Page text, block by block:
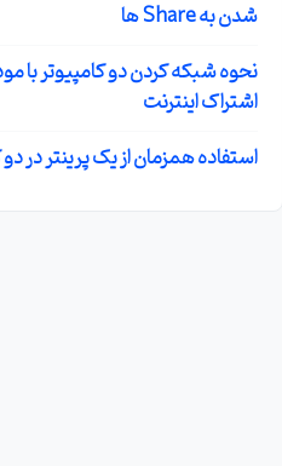
شدن به Share ها
اشتراک اینترنت
استفاده همزمان از یک پرینتر در دو